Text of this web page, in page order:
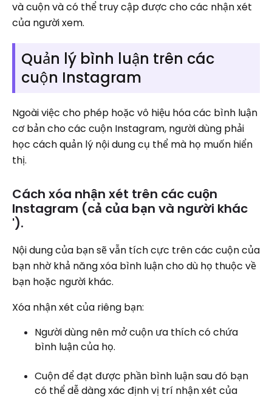
và cuộn và có thể truy cập được cho các nhận xét
của người xem.
Quản lý bình luận trên các
cuộn Instagram
Ngoài việc cho phép hoặc vô hiệu hóa các bình luận
cơ bản cho các cuộn Instagram, người dùng phải
học cách quản lý nội dung cụ thể mà họ muốn hiển
thị.
Cách xóa nhận xét trên các cuộn
Instagram (cả của bạn và người khác
').
Nội dung của bạn sẽ vẫn tích cực trên các cuộn của
bạn nhờ khả năng xóa bình luận cho dù họ thuộc về
bạn hoặc người khác.
Xóa nhận xét của riêng bạn:
Người dùng nên mở cuộn ưa thích có chứa
bình luận của họ.
Cuộn để đạt được phần bình luận sau đó bạn
có thể dễ dàng xác định vị trí nhận xét của